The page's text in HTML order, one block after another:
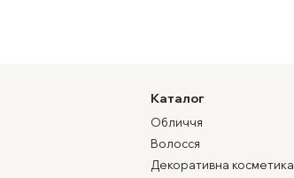
Каталог
Обличчя
Волосся
Декоративна косметика